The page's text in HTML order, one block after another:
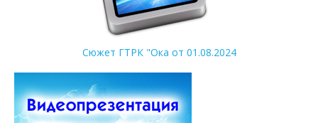
Сюжет ГТРК "Ока от 01.08.2024